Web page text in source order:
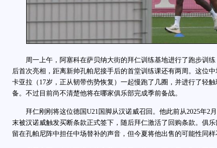
周一上午，阿塞科在萨贝纳大街的拜仁训练基地进行了跑步训练
后首次亮相，距离新帅孔帕尼接手后的首堂训练课还有两周。这位
卡亚拉（17岁，正从韧带伤势恢复）一起慢跑了几圈，并进行了轻
备。不过目前尚不清楚他将在哪家俱乐部完成季前备战。
拜仁刚刚将这位德国U21国脚从汉诺威召回。他此前从2025年2
末被汉诺威触发买断条款正式签下，随后拜仁激活了回购条款。俱
留在孔帕尼阵中担任中场替补的声音，但今夏将他出售的可能性同